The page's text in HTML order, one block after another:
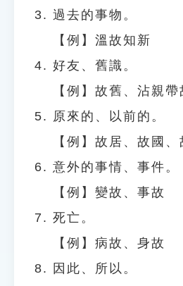
過去的事物。
【例】溫故知新
好友、舊識。
【例】故舊、沾親
原來的、以前的。
【例】故居、故國、
意外的事情、事件。
【例】變故、事故
死亡。
【例】病故、身故
因此、所以。